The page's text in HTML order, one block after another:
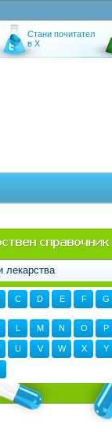
Стани почитател
в X
C D E F
G
L M N O P
U V W X Y